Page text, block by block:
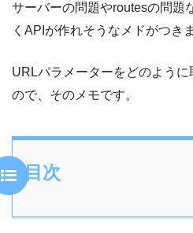
サーバーの問題やroutesの問題
くAPIが作れそうなメドがつき
URLパラメーターをどのよう
ので、そのメモです。
目次